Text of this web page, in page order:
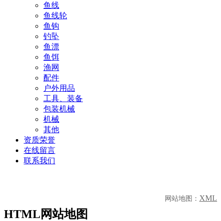
鱼线
鱼线轮
鱼钩
钓坠
鱼漂
鱼饵
渔网
配件
户外用品
工具、装备
包装机械
机械
其他
资质荣誉
在线留言
联系我们
HTML网站地图
网站地图： XML